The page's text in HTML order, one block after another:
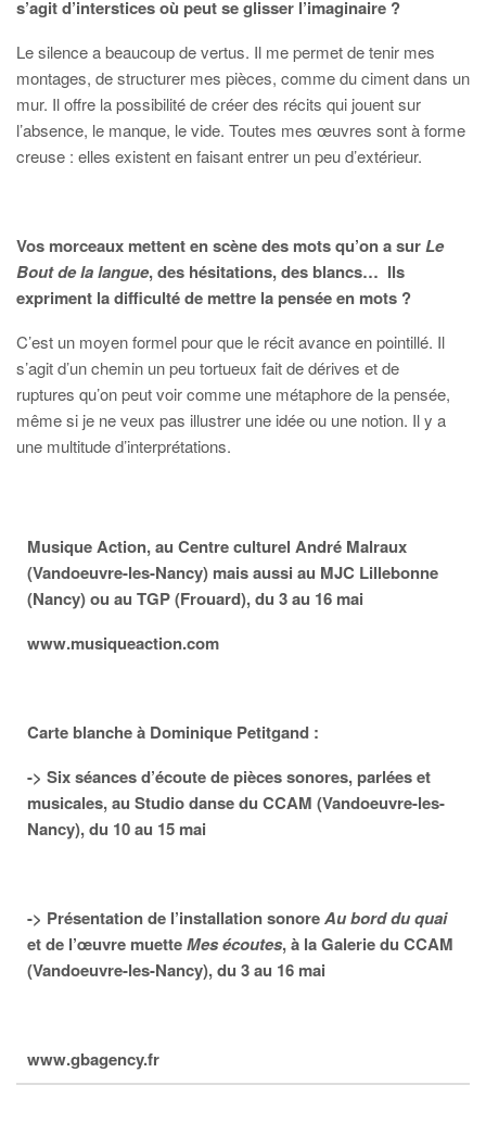
s’agit d’interstices où peut se glisser l’imaginaire ?
Le silence a beaucoup de vertus. Il me permet de tenir mes
montages, de structurer mes pièces, comme du ciment dans un
mur. Il offre la possibilité de créer des récits qui jouent sur
l’absence, le manque, le vide. Toutes mes œuvres sont à forme
creuse : elles existent en faisant entrer un peu d’extérieur.
Vos morceaux mettent en scène des mots qu’on a surLe
Bout de la langue, des hésitations, des blancs… Ils
expriment la difficulté de mettre la pensée en mots ?
C’est un moyen formel pour que le récit avance en pointillé. Il
s’agit d’un chemin un peu tortueux fait de dérives et de
ruptures qu’on peut voir comme une métaphore de la pensée,
même si je ne veux pas illustrer une idée ou une notion. Il y a
une multitude d’interprétations.
Musique Action, au Centre culturel André Malraux
(Vandoeuvre-les-Nancy) mais aussi au MJC Lillebonne
(Nancy) ou au TGP (Frouard), du 3 au 16 mai
www.musiqueaction.com
Carte blanche à Dominique Petitgand :
-> Six séances d’écoute de pièces sonores, parlées et
musicales, au Studio danse du CCAM (Vandoeuvre-les-
Nancy), du 10 au 15 mai
-> Présentation de l’installation sonoreAu bord du quai
et de l’œuvre muetteMes écoutes, à la Galerie du CCAM
(Vandoeuvre-les-Nancy), du 3 au 16 mai
www.gbagency.fr